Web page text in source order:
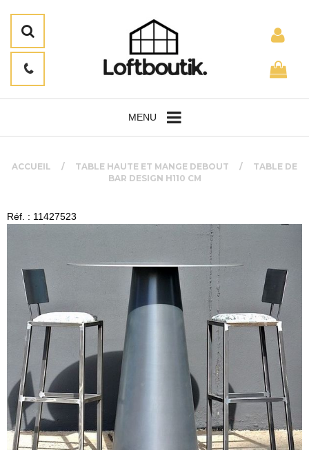
MENU
ACCUEIL TABLE HAUTE ET MANGE DEBOUT
TABLE DE
BAR DESIGN H110 CM
Réf. : 11427523